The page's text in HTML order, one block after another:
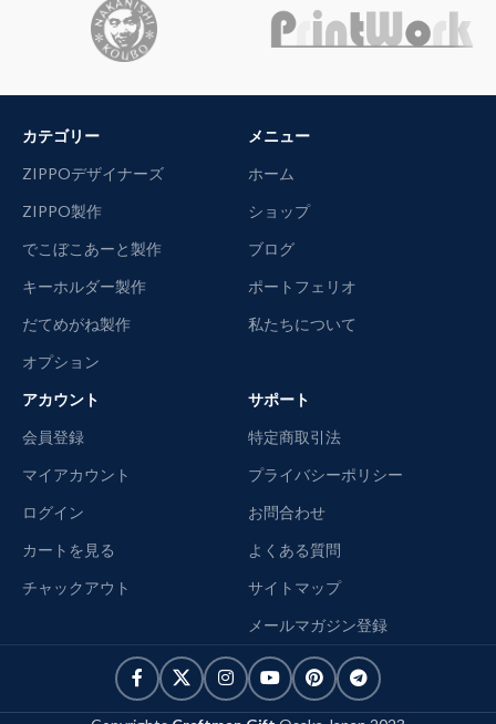
カテゴリー
ZIPPOデザイナーズ
ZIPPO製作
でこぼこあーと製作
キーホルダー製作
だてめがね製作
オプション
メニュー
ホーム
ショップ
ブログ
ポートフェリオ
私たちについて
アカウント
会員登録
マイアカウント
ログイン
カートを見る
チャックアウト
サポート
特定商取引法
プライバシーポリシー
お問合わせ
よくある質問
サイトマップ
メールマガジン登録